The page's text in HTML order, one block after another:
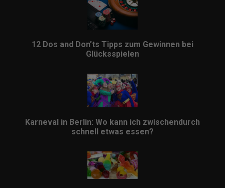
12 Dos and Don’ts Tipps zum Gewinnen bei
Glücksspielen
Karneval in Berlin: Wo kann ich zwischendurch
schnell etwas essen?